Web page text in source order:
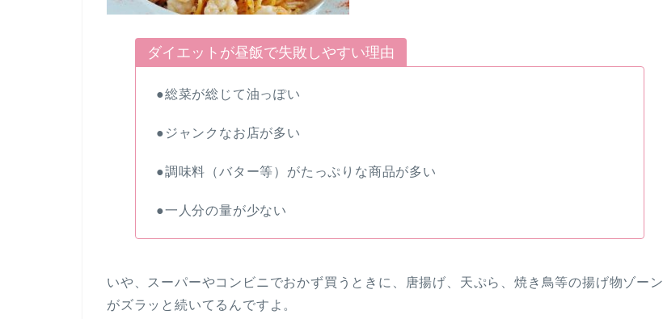
ダイエットが昼飯で失敗しやすい理由
●総菜が総じて油っぽい
●ジャンクなお店が多い
●調味料（バター等）がたっぷりな商品が多い
●一人分の量が少ない
いや、スーパーやコンビニでおかず買うときに、唐揚げ、天ぷら、焼き鳥等の揚げ物ゾーン
がズラッと続いてるんですよ。